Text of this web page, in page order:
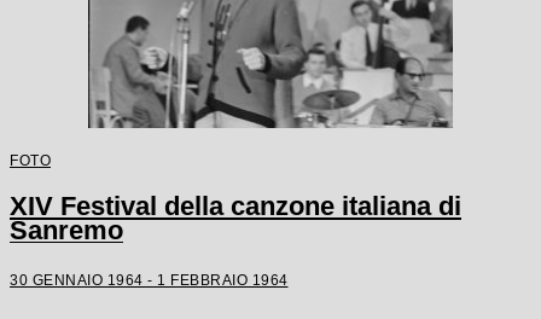
FOTO
XIV Festival della canzone italiana di
Sanremo
30 GENNAIO 1964 - 1 FEBBRAIO 1964